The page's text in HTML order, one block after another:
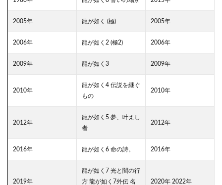
『龍
く』
（極
2）
2.3
2.4
伝説
を継
の
2005年 龍が如く (極) 2005年
2006年 龍が如く2 (極2) 2006年
2009年 龍が如く3 2009年
2010年
龍が如く4 伝説を継ぐ
もの
2010年
2012年
龍が如く5 夢、叶えし
者
2012年
2016年 龍が如く6 命の詩。 2016年
2019年
龍が如く7 光と闇の行
方 龍が如く7外伝 名
2020年 2022年